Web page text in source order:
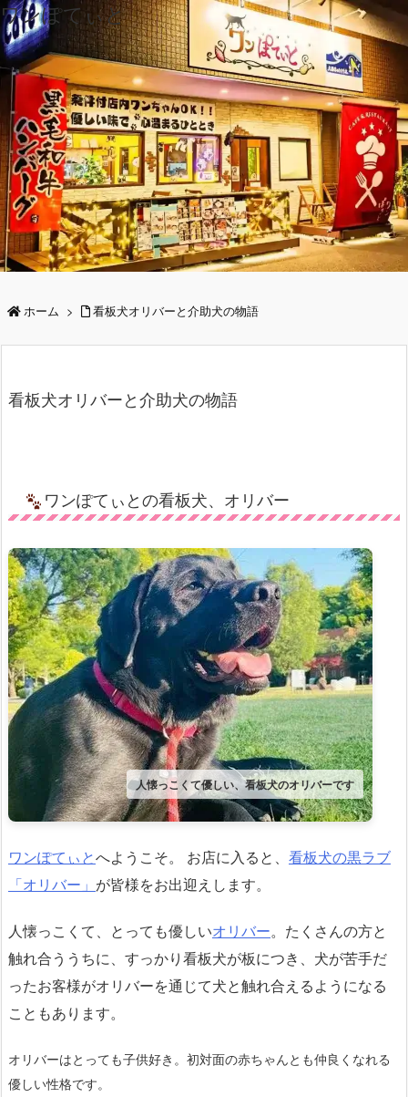
ワンぽてぃと
ホーム > 看板犬オリバーと介助犬の物語
看板犬オリバーと介助犬の物語
ワンぽてぃとの看板犬、オリバー
人懐っこくて優しい、看板犬のオリバーです
ワンぽてぃとへようこそ。 お店に入ると、 看板犬の黒ラブ
「オリバー」 が皆様をお出迎えします。
人懐っこくて、とっても優しいオリバー。たくさんの方と
触れ合ううちに、すっかり看板犬が板につき、犬が苦手だ
ったお客様がオリバーを通じて犬と触れ合えるようになる
こともあります。
オリバーはとっても子供好き。初対面の赤ちゃんとも仲良くなれる
優しい性格です。